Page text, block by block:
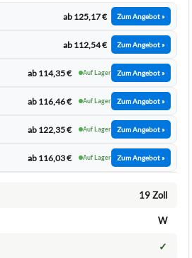
ab 125,17 € Zum Angebot »
ab 112,54 € Zum Angebot »
ab 114,35 € Auf Lager Zum Angebot »
ab 116,46 € Auf Lager Zum Angebot »
ab 122,35 € Auf Lager Zum Angebot »
ab 116,03 € Auf Lager Zum Angebot »
19 Zoll
W
✓